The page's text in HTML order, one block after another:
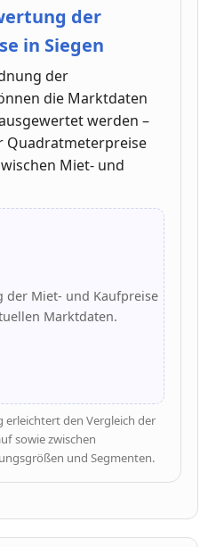
der
in Siegen
der
die Marktdaten
werden –
Quadratmeterpreise
Miet- und
der Miet- und Kaufpreise
Marktdaten.
erleichtert den Vergleich der
sowie zwischen
und Segmenten.